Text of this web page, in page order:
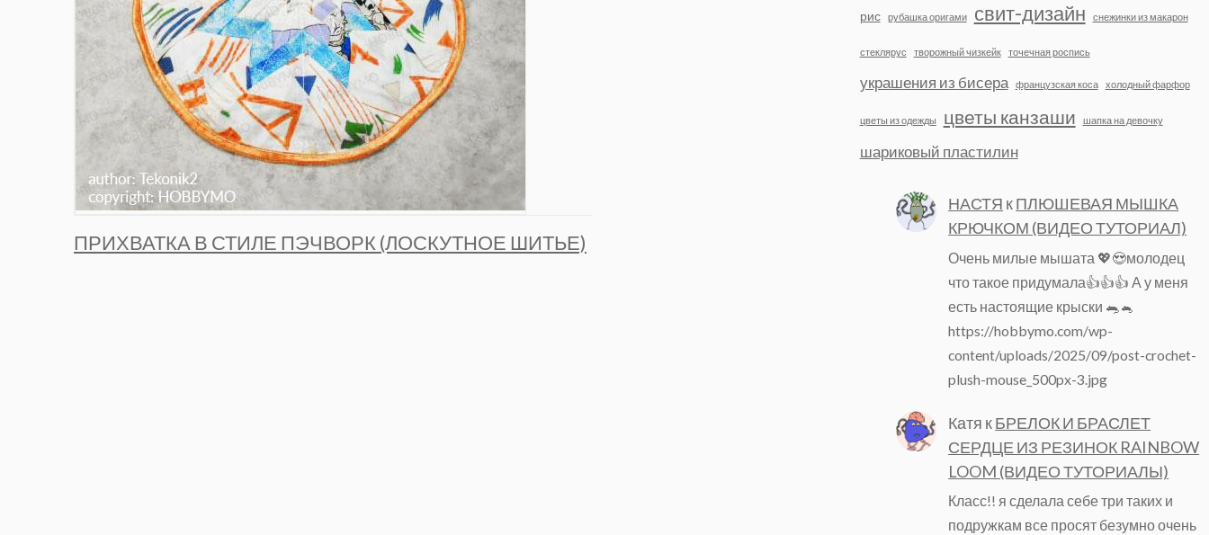
ПРИХВАТКА В СТИЛЕ ПЭЧВОРК (ЛОСКУТНОЕ ШИТЬЕ)
рис рубашка оригами свит-дизайн снежинки из макарон
стеклярус творожный чизкейк точечная роспись
украшения из бисера французская коса холодный фарфор
цветы из одежды цветы канзаши шапка на девочку
шариковый пластилин
НАСТЯ кПЛЮШЕВАЯ МЫШКА
КРЮЧКОМ (ВИДЕО ТУТОРИАЛ)
Очень милые мышата 💖😍молодец
что такое придумала👍👍👍 А у меня
есть настоящие крыски 🐀🐁
https://hobbymo.com/wp-
content/uploads/2025/09/post-crochet-
plush-mouse_500px-3.jpg
Катя кБРЕЛОК И БРАСЛЕТ
СЕРДЦЕ ИЗ РЕЗИНОК RAINBOW
LOOM (ВИДЕО ТУТОРИАЛЫ)
Класс!! я сделала себе три таких и
подружкам все просят безумно очень